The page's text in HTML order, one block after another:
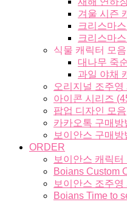
겨울 시즌
크리스마
크리스마
식물 캐릭터 모음
대나무 죽
과일 야채
오리지널 조주영
아이콘 시리즈
팝업 디자인 모음
카카오톡 구매방
보이안스 구매방
ORDER
보이안스 캐릭터
Boians Custom
보이안스 조주영
Boians Time to